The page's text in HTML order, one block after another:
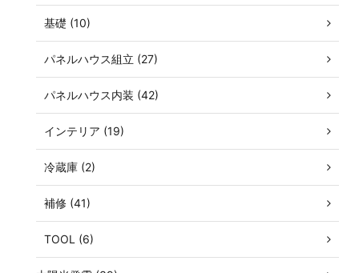
基礎 (10)
パネルハウス組立 (27)
パネルハウス内装 (42)
インテリア (19)
冷蔵庫 (2)
補修 (41)
TOOL (6)